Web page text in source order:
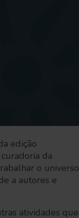
edição
da
o universo
a autores e
atividades que